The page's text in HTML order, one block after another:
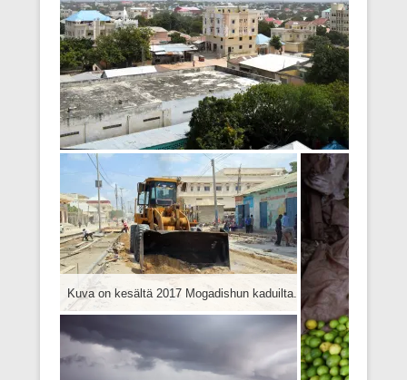
Kuva on kesältä 2017 Mogadishun kaduilta.